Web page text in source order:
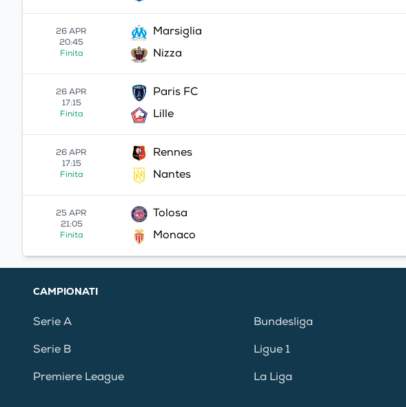
26 APR
20:45
Finita
Marsiglia
Nizza
26 APR
17:15
Finita
Paris FC
Lille
26 APR
17:15
Finita
Rennes
Nantes
25 APR
21:05
Finita
Tolosa
Monaco
CAMPIONATI
Serie A
Serie B
Premiere League
Bundesliga
Ligue 1
La Liga